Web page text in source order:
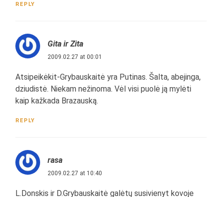
REPLY
Gita ir Zita
2009.02.27 at 00:01
Atsipeikėkit-Grybauskaitė yra Putinas. Šalta, abejinga,
dziudistė. Niekam nežinoma. Vėl visi puolė ją mylėti
kaip kažkada Brazauską.
REPLY
rasa
2009.02.27 at 10:40
L.Donskis ir D.Grybauskaitė galėtų susivienyt kovoje